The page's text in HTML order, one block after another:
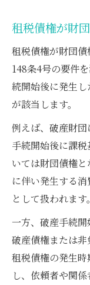
租税債権が財
租税債権が財団
148条4号の要件
続開始後に発生
が該当します。
例えば、破産財
手続開始後に課
いては財団債権
に伴い発生する
として扱われます。
一方、破産手続
破産債権または非
租税債権の発生
し、依頼者や関